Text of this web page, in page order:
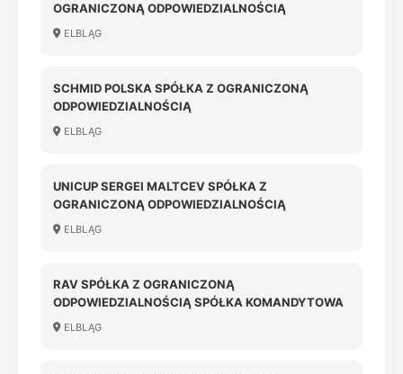
OGRANICZONĄ ODPOWIEDZIALNOŚCIĄ
ELBLĄG
SCHMID POLSKA SPÓŁKA Z OGRANICZONĄ
ODPOWIEDZIALNOŚCIĄ
ELBLĄG
UNICUP SERGEI MALTCEV SPÓŁKA Z
OGRANICZONĄ ODPOWIEDZIALNOŚCIĄ
ELBLĄG
RAV SPÓŁKA Z OGRANICZONĄ
ODPOWIEDZIALNOŚCIĄ SPÓŁKA KOMANDYTOWA
ELBLĄG